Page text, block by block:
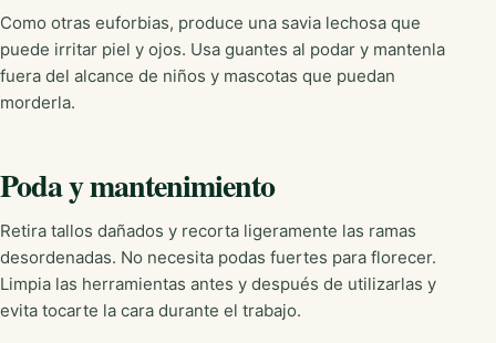
Como otras euforbias, produce una savia lechosa que
puede irritar piel y ojos. Usa guantes al podar y mantenla
fuera del alcance de niños y mascotas que puedan
morderla.
Poda y mantenimiento
Retira tallos dañados y recorta ligeramente las ramas
desordenadas. No necesita podas fuertes para florecer.
Limpia las herramientas antes y después de utilizarlas y
evita tocarte la cara durante el trabajo.